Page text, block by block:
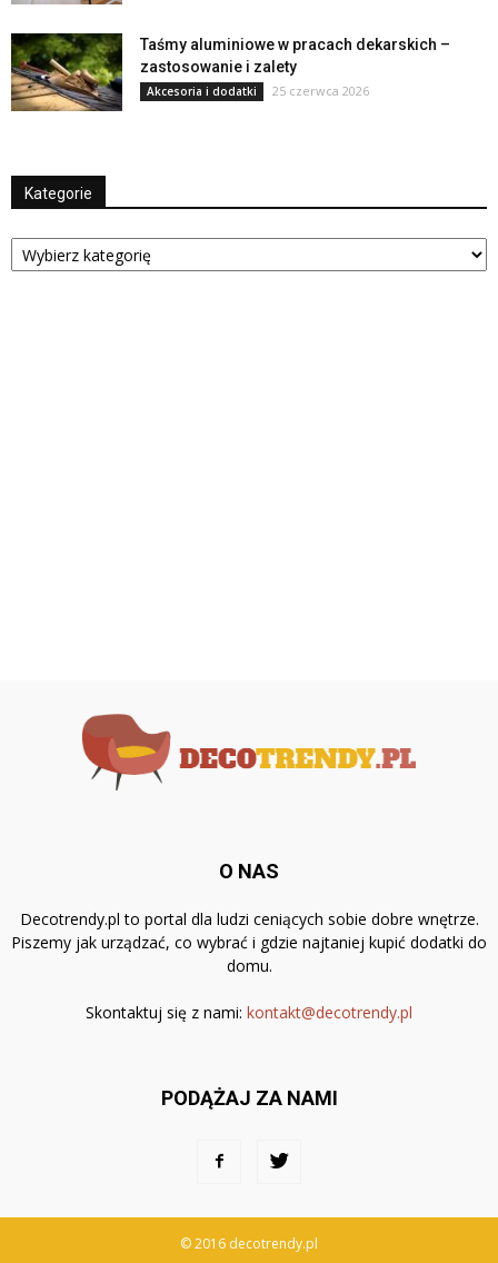
Taśmy aluminiowe w pracach dekarskich –
zastosowanie i zalety
Akcesoria i dodatki 25 czerwca 2026
Kategorie
Kategorie
O NAS
Decotrendy.pl to portal dla ludzi ceniących sobie dobre wnętrze.
Piszemy jak urządzać, co wybrać i gdzie najtaniej kupić dodatki do
domu.
Skontaktuj się z nami: kontakt@decotrendy.pl
PODĄŻAJ ZA NAMI
© 2016 decotrendy.pl